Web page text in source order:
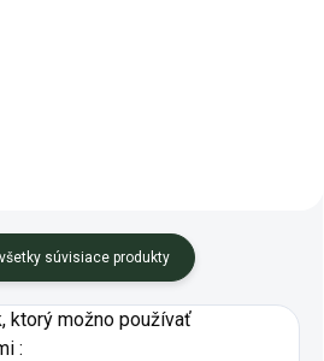
súvisiace produkty
ktorý možno používať
: